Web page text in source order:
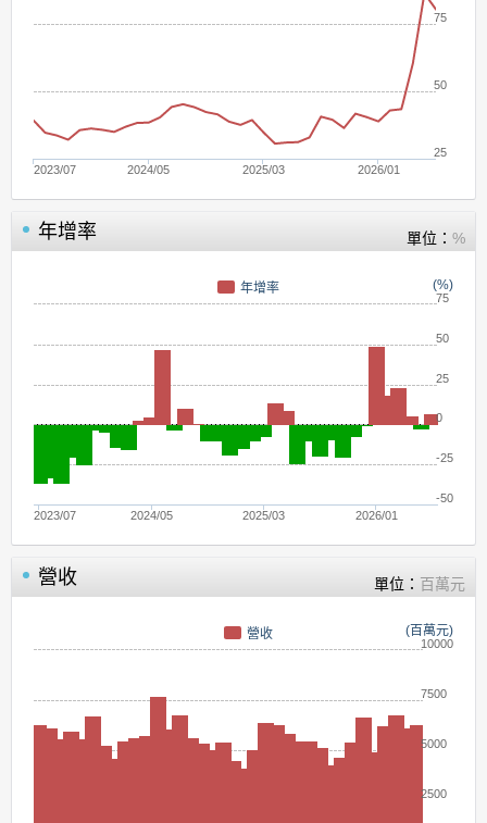
2023/07 2024/05 2025/03 2026/01
25
50
75
年增率 單位： %
(%)
年增率
2023/07 2024/05 2025/03 2026/01
-50
-25
0
25
50
75
營收 單位： 百萬元
(百萬元)
營收
2500
5000
7500
10000